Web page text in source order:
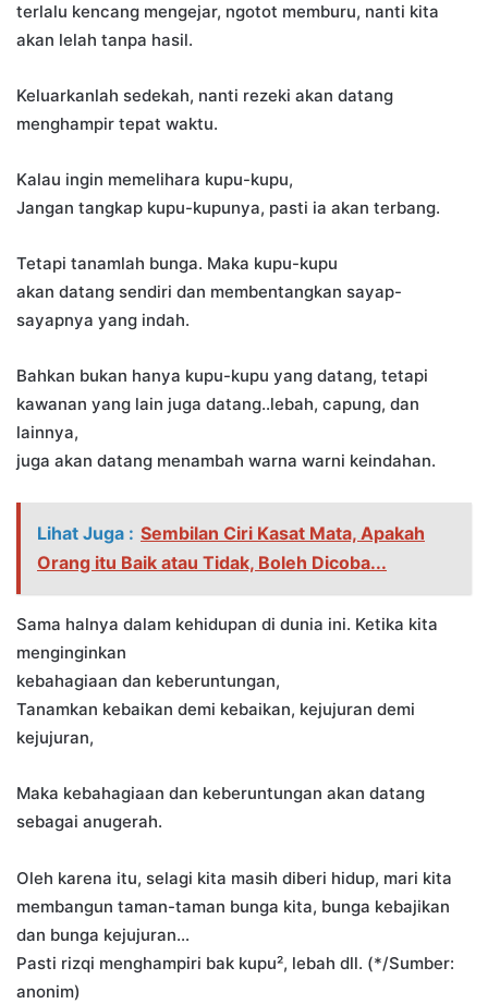
terlalu kencang mengejar, ngotot memburu, nanti kita
akan lelah tanpa hasil.
Keluarkanlah sedekah, nanti rezeki akan datang
menghampir tepat waktu.
Kalau ingin memelihara kupu-kupu,
Jangan tangkap kupu-kupunya, pasti ia akan terbang.
Tetapi tanamlah bunga​. Maka kupu-kupu
akan datang sendiri dan membentangkan sayap-
sayapnya yang indah.
Bahkan bukan hanya kupu-kupu yang datang, tetapi
kawanan yang lain juga datang..lebah, capung, dan
lainnya,
juga akan datang menambah warna warni keindahan.​
Lihat Juga : Sembilan Ciri Kasat Mata, Apakah
Orang itu Baik atau Tidak, Boleh Dicoba...
Sama halnya dalam kehidupan di dunia ini. ​Ketika kita
menginginkan​
kebahagiaan dan keberuntungan,
Tanamkan kebaikan demi kebaikan, kejujuran demi
kejujuran,
Maka kebahagiaan dan keberuntungan akan datang
sebagai anugerah.
Oleh karena itu, selagi kita masih diberi hidup,​ mari kita
membangun taman-taman bunga kita, bunga kebajikan
dan bunga kejujuran…
Pasti rizqi menghampiri bak kupu², lebah dll. (*/Sumber:
anonim)